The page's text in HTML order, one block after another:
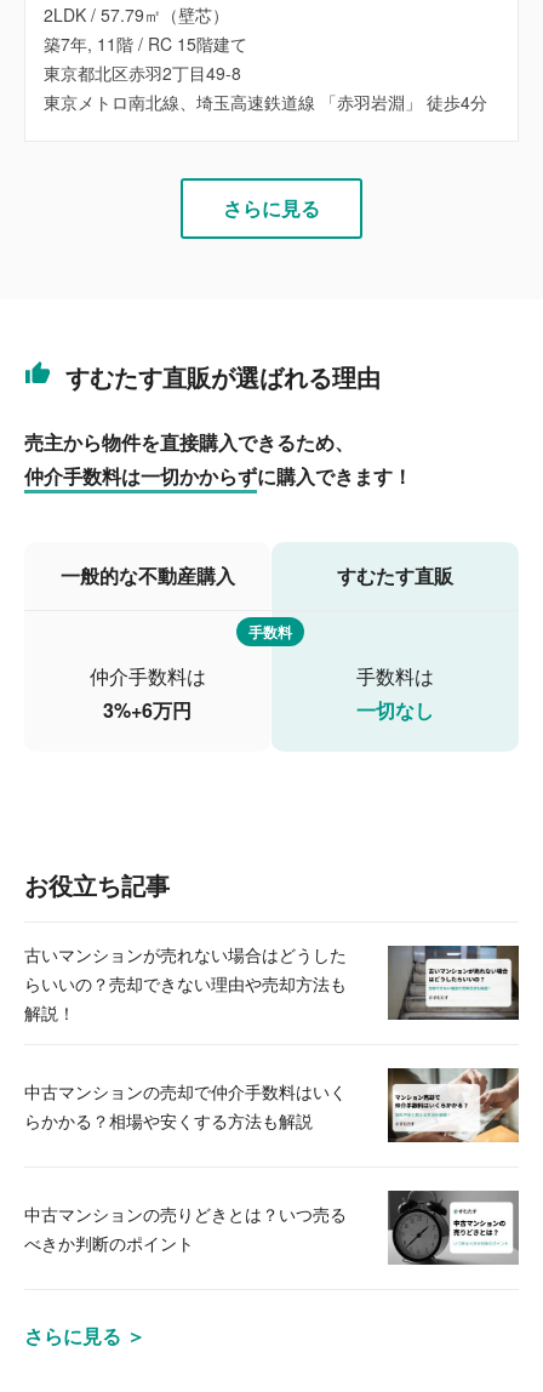
2LDK / 57.79㎡（壁芯）
築7年, 11階 / RC 15階建て
東京都北区赤羽2丁目49-8
東京メトロ南北線、埼玉高速鉄道線 「赤羽岩淵」 徒歩4分
さらに見る
すむたす直販が選ばれる理由
売主から物件を直接購入できるため、
仲介手数料は一切かからずに購入できます！
一般的な不動産購入 すむたす直販
仲介手数料は
3%+6万円
手数料
手数料は
一切なし
お役立ち記事
古いマンションが売れない場合はどうした
らいいの？売却できない理由や売却方法も
解説！
中古マンションの売却で仲介手数料はいく
らかかる？相場や安くする方法も解説
中古マンションの売りどきとは？いつ売る
べきか判断のポイント
さらに見る ＞